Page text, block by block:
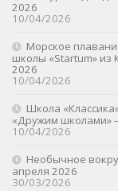
2026
10/04/2026
Морское
школы «Startum» из
2026
10/04/2026
Школа
«Дружим школами»
10/04/2026
Необычное
апреля 2026
30/03/2026